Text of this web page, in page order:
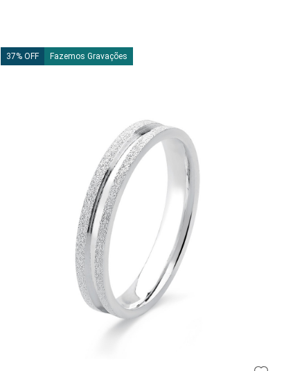
37% OFF Fazemos Gravações